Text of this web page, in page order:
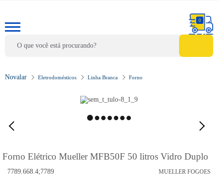
0
Eletrodomésticos Linha Branca Forno
Forno Elétrico Mueller MFB50F 50 litros Vidro Duplo
MUELLER FOGOES
7789.668.4;7789